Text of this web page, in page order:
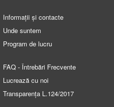
Informații și contacte
Unde suntem
Program de lucru
FAQ - Întrebări Frecvente
Lucrează cu noi
Transparența L.124/2017